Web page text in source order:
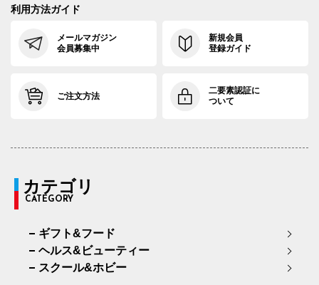
利用方法ガイド
メールマガジン
会員募集中
新規会員
登録ガイド
ご注文方法
二要素認証に
ついて
カテゴリ
CATEGORY
ギフト&フード
ヘルス&ビューティー
スクール&ホビー